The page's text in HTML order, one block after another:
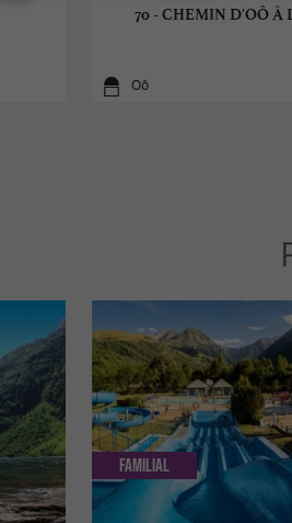
70 - CHEMIN D'OÔ À
Oô
Familial